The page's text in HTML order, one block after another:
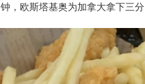
，欧斯塔基奥为加拿大拿下三分